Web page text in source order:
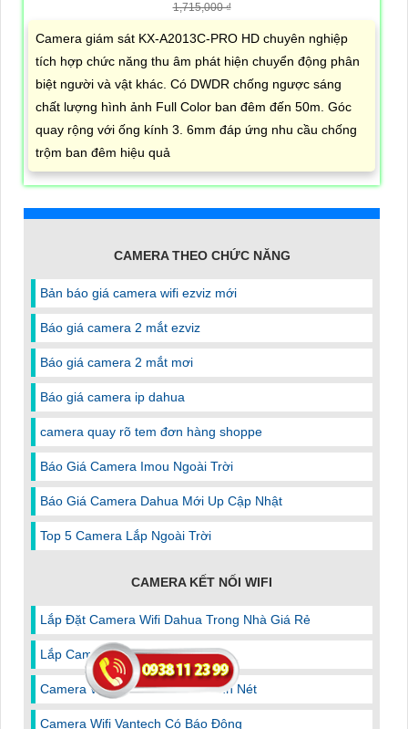
1,715,000 ₫
Camera giám sát KX-A2013C-PRO HD chuyên nghiệp
tích hợp chức năng thu âm phát hiện chuyển động phân
biệt người và vật khác. Có DWDR chống ngược sáng
chất lượng hình ảnh Full Color ban đêm đến 50m. Góc
quay rộng với ống kính 3. 6mm đáp ứng nhu cầu chống
trộm ban đêm hiệu quả
CAMERA THEO CHỨC NĂNG
Bản báo giá camera wifi ezviz mới
Báo giá camera 2 mắt ezviz
Báo giá camera 2 mắt mơi
Báo giá camera ip dahua
camera quay rõ tem đơn hàng shoppe
Báo Giá Camera Imou Ngoài Trời
Báo Giá Camera Dahua Mới Up Cập Nhật
Top 5 Camera Lắp Ngoài Trời
CAMERA KẾT NỐI WIFI
Lắp Đặt Camera Wifi Dahua Trong Nhà Giá Rẻ
Lắp Camera Wifi 2Mp Kbvision
Camera Wifi Imou Cube Ghi Hình Nét
Camera Wifi Vantech Có Báo Động